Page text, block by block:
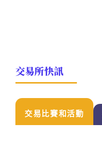
交易所快訊
交易比賽和活動